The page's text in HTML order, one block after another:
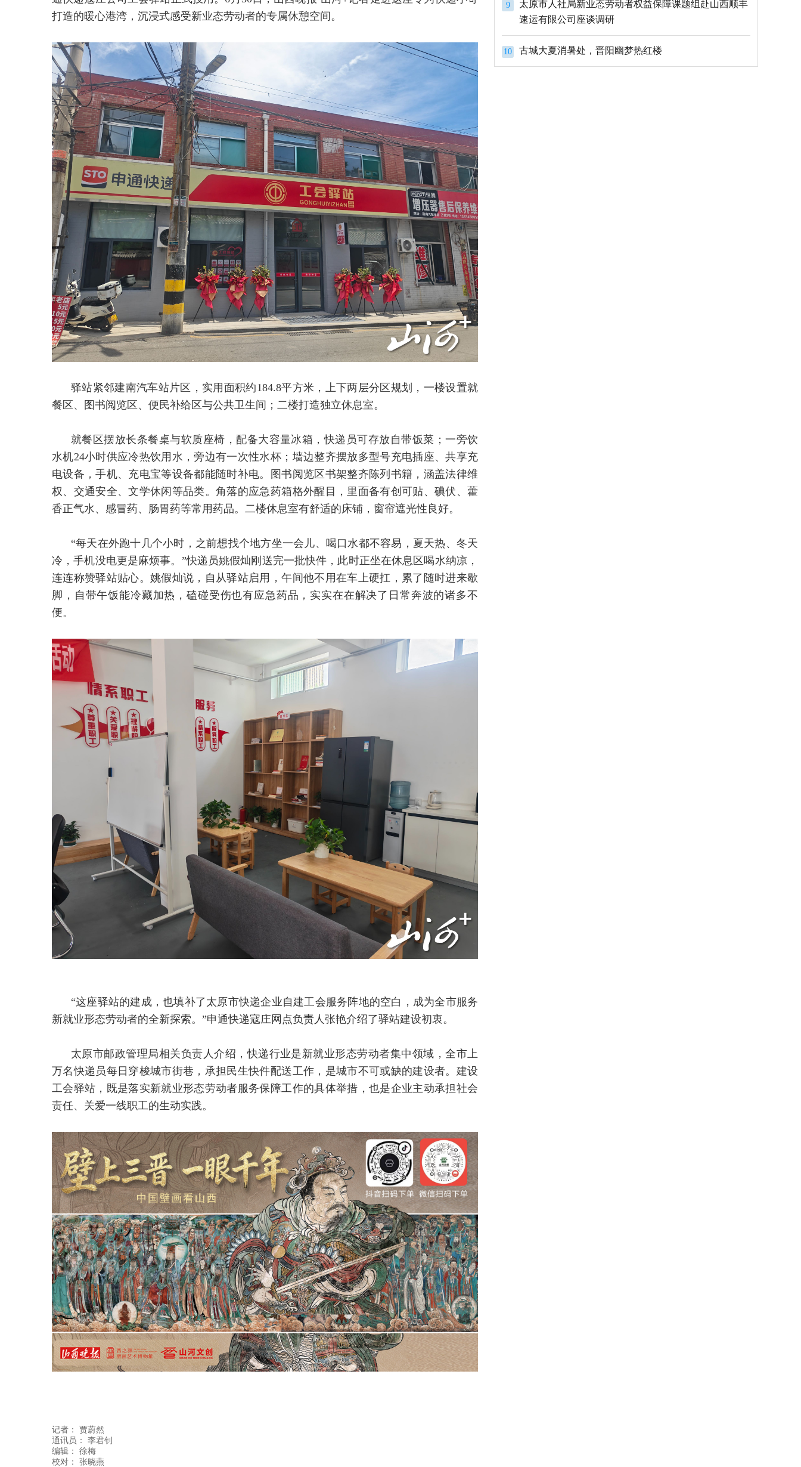
打造的暖心港湾，沉浸式感受新业态劳动者的专属休憩空间。
驿站紧邻建南汽车站片区，实用面积约184.8平方米，上下两层分区规划，一楼设置就
餐区、图书阅览区、便民补给区与公共卫生间；二楼打造独立休息室。
就餐区摆放长条餐桌与软质座椅，配备大容量冰箱，快递员可存放自带饭菜；一旁饮
水机24小时供应冷热饮用水，旁边有一次性水杯；墙边整齐摆放多型号充电插座、共享充
电设备，手机、充电宝等设备都能随时补电。图书阅览区书架整齐陈列书籍，涵盖法律维
权、交通安全、文学休闲等品类。角落的应急药箱格外醒目，里面备有创可贴、碘伏、藿
香正气水、感冒药、肠胃药等常用药品。二楼休息室有舒适的床铺，窗帘遮光性良好。
“每天在外跑十几个小时，之前想找个地方坐一会儿、喝口水都不容易，夏天热、冬天
冷，手机没电更是麻烦事。”快递员姚假灿刚送完一批快件，此时正坐在休息区喝水纳凉，
连连称赞驿站贴心。姚假灿说，自从驿站启用，午间他不用在车上硬扛，累了随时进来歇
脚，自带午饭能冷藏加热，磕碰受伤也有应急药品，实实在在解决了日常奔波的诸多不
便。
“这座驿站的建成，也填补了太原市快递企业自建工会服务阵地的空白，成为全市服务
新就业形态劳动者的全新探索。”申通快递寇庄网点负责人张艳介绍了驿站建设初衷。
太原市邮政管理局相关负责人介绍，快递行业是新就业形态劳动者集中领域，全市上
万名快递员每日穿梭城市街巷，承担民生快件配送工作，是城市不可或缺的建设者。建设
工会驿站，既是落实新就业形态劳动者服务保障工作的具体举措，也是企业主动承担社会
责任、关爱一线职工的生动实践。
记者： 贾蔚然
通讯员： 李君钊
编辑： 徐梅
9
太原市人社局新业态劳动者权益保障课题组赴山西顺丰
速运有限公司座谈调研
10 古城大夏消暑处，晋阳幽梦热红楼